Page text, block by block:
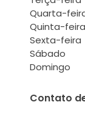
Quarta-
Quinta-feira
Sexta-feira
Sábado
Domingo
Contato